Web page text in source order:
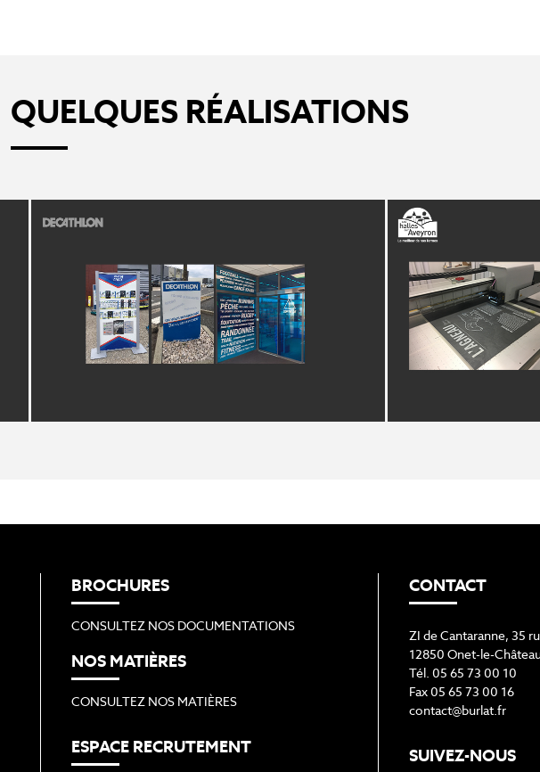
QUELQUES RÉALISATIONS
BROCHURES
CONSULTEZ NOS DOCUMENTATIONS
NOS MATIÈRES
CONSULTEZ NOS MATIÈRES
ESPACE RECRUTEMENT
CONTACT
ZI de Cantaranne, 35
12850 Onet-le-
Tél. 05 65 73 00 10
Fax 05 65 73 00 16
contact@burlat.fr
SUIVEZ-NOUS